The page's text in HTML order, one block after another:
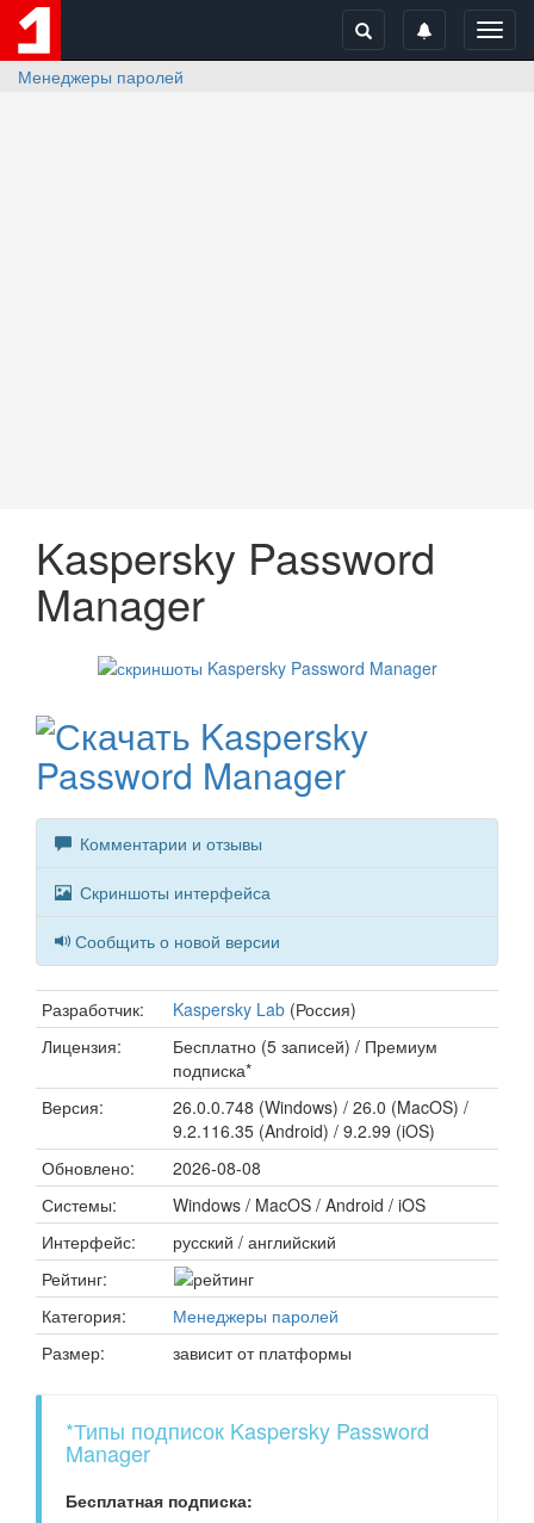
Менеджеры паролей
Kaspersky Password
Manager
Комментарии и отзывы
Скриншоты интерфейса
Сообщить о новой версии
Разработчик: Kaspersky Lab (Россия)
Лицензия:
Бесплатно (5 записей) / Премиум
подписка*
Версия:
26.0.0.748 (Windows) / 26.0 (MacOS) /
9.2.116.35 (Android) / 9.2.99 (iOS)
Обновлено:
2026-08-08
Системы:
Windows / MacOS / Android / iOS
Интерфейс:
русский / английский
Рейтинг:
Категория:
Менеджеры паролей
Размер:
зависит от платформы
*Типы подписок Kaspersky Password
Manager
Бесплатная подписка: